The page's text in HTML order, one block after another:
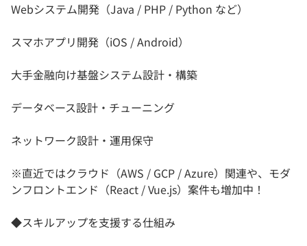
Webシステム開発（Java / PHP / Python など）
スマホアプリ開発（iOS / Android）
大手金融向け基盤システム設計・構築
データベース設計・チューニング
ネットワーク設計・運用保守
※直近ではクラウド（AWS / GCP / Azure）関連や、モダ
ンフロントエンド（React / Vue.js）案件も増加中！
◆スキルアップを支援する仕組み